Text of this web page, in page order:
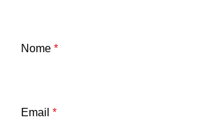
Nome *
Email *